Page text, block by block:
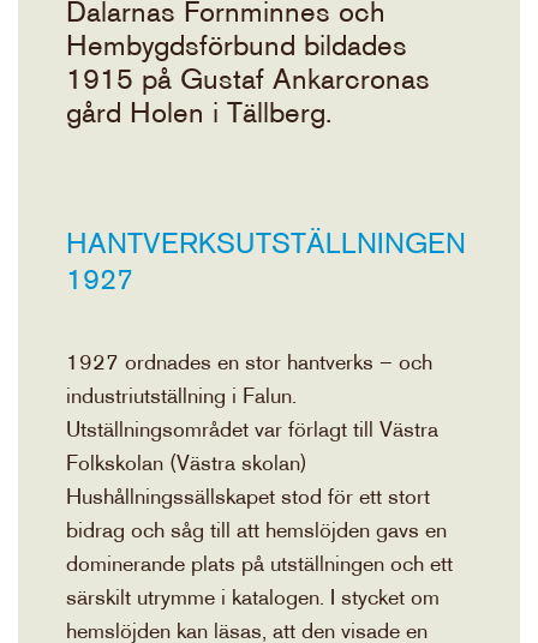
Dalarnas Fornminnes och
Hembygdsförbund bildades
1915 på Gustaf Ankarcronas
gård Holen i Tällberg.
HANTVERKSUTSTÄLLNINGEN
1927
1927 ordnades en stor hantverks – och
industriutställning i Falun.
Utställningsområdet var förlagt till Västra
Folkskolan (Västra skolan)
Hushållningssällskapet stod för ett stort
bidrag och såg till att hemslöjden gavs en
dominerande plats på utställningen och ett
särskilt utrymme i katalogen. I stycket om
hemslöjden kan läsas, att den visade en